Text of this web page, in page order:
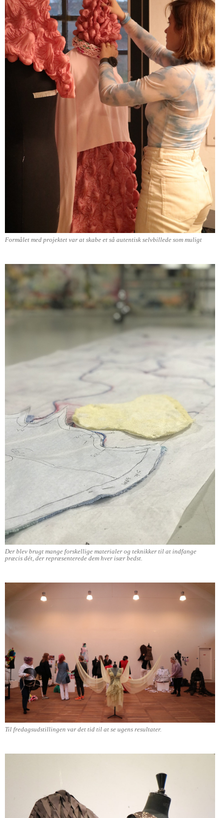
Formålet med projektet var at skabe et så autentisk selvbillede som muligt
Der blev brugt mange forskellige materialer og teknikker til at indfange
præcis dét, der repræsenterede dem hver især bedst.
Til fredagsudstillingen var det tid til at se ugens resultater.